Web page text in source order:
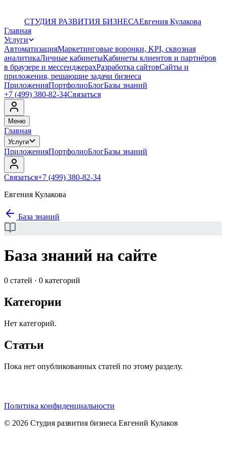
СТУДИЯ РАЗВИТИЯ БИЗНЕСАЕвгения Кулакова
Главная
Услуги
АвтоматизацияМаркетинговые воронки, KPI, сквозная
аналитикаЛичные кабинетыКабинеты клиентов и партнёров
в браузере и мессенджерахРазработка сайтовСайты и
приложения, решающие задачи бизнеса
ПриложенияПортфолиоБлогБазы знаний
+7 (499) 380-82-34Связаться
Меню
Главная
Услуги
ПриложенияПортфолиоБлогБазы знаний
Связаться+7 (499) 380-82-34
Евгения Кулакова
База знаний
База знаний на сайте
0 статей · 0 категорий
Категории
Нет категорий.
Статьи
Пока нет опубликованных статей по этому разделу.
Политика конфиденциальности
© 2026 Студия развития бизнеса Евгений Кулаков